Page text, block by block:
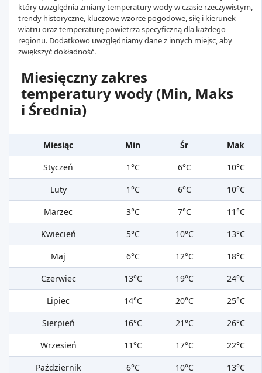
który uwzględnia zmiany temperatury wody w czasie rzeczywistym,
trendy historyczne, kluczowe wzorce pogodowe, siłę i kierunek
wiatru oraz temperaturę powietrza specyficzną dla każdego
regionu. Dodatkowo uwzględniamy dane z innych miejsc, aby
zwiększyć dokładność.
Miesięczny zakres
temperatury wody (Min, Maks
i Średnia)
Miesiąc Min Śr
Mak
Styczeń
1°C 6°C
10°C
Luty
1°C 6°C
10°C
Marzec
3°C 7°C
11°C
Kwiecień
5°C 10°C
13°C
Maj
6°C 12°C
18°C
Czerwiec
13°C 19°C
24°C
Lipiec
14°C 20°C
25°C
Sierpień
16°C 21°C
26°C
Wrzesień
11°C 17°C
22°C
Październik
6°C 10°C
13°C